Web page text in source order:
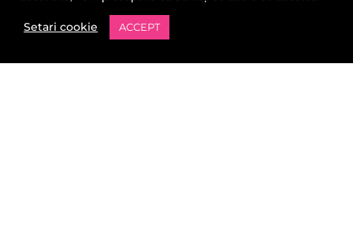
Personalizeaza
URMARESTE-NE
Setari cookie ACCEPT
0